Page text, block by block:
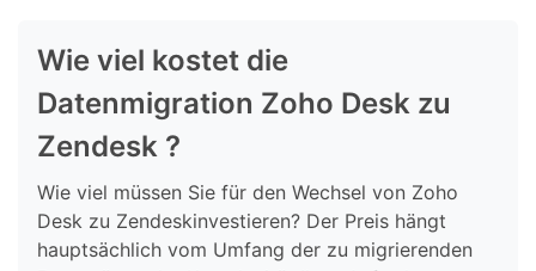
Wie viel kostet die
Datenmigration Zoho Desk zu
Zendesk ?
Wie viel müssen Sie für den Wechsel von Zoho
Desk zu Zendeskinvestieren? Der Preis hängt
hauptsächlich vom Umfang der zu migrierenden